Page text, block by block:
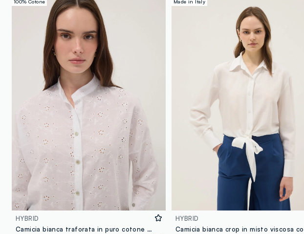
100% Cotone
HYBRID
Camicia bianca traforata in puro cotone con collo coreano regular fit
Made in Italy
HYBRID